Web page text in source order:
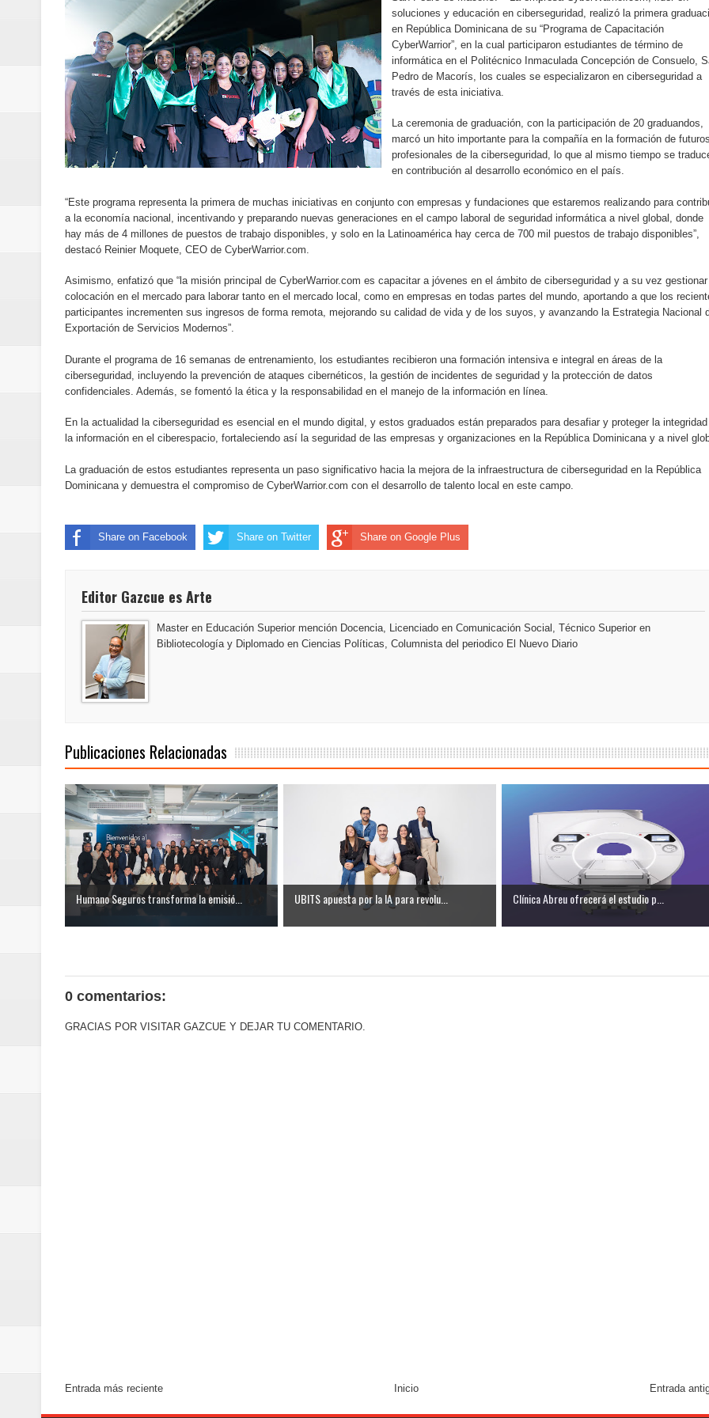
Designan a Angelina Biviana Riveiro como vicepresidenta ejecutiva de Fiduciaria Reservas
Humano Seguros inaugura nueva localidad de Oficina Regional Este en La Romana
Banreservas destina RD$5,000 millones para emprendedoras en la segunda edición del Summit
Sexappeal celebra 25 años de trayectoria artística con nuevo álbum, renovación de su equipo y
conmemorativos
Maridalia Hernández y El Canario se unen al regreso de Pavel Núñez y su “Bipolarband” a Hard
Domingo
Doctor Leonardo Aguilera afirma que Banreservas seguirá impulsando la seguridad alimentaria
del mapa del hambre
Banreservas y sus filiales realizan en Santiago el segundo Foro del Ahorro y la Inversión
Banreservas inaugura oficina en el Centro de Retención de Vehículos de Pedro Brand
Antisoborno certificado
Humano Seguros transforma la emisión de pólizas con Inteligencia Artificial y reduce el proceso
La Orquesta Sinfónica Nacional y el Coro Nacional Dominicano pondrán su sello a la Ceremonia
Banreservas otorga financiamientos superiores a RD$117 millones en proyecto Nuevas
Euromoney reconoce a Banreservas como Mejor Banco del Caribe y le otorga cinco premios
Juan Luis Guerra se acompaña del coro “Más que Vencedores” y nos regala el “Canto a la
de los Centroamericanos y del Caribe
soluciones y educación en ciberseguridad, realizó la primera
en República Dominicana de su “Programa de Capacitación
CyberWarrior”, en la cual participaron estudiantes de término de
informática en el Politécnico Inmaculada Concepción de Consuelo,
Pedro de Macorís, los cuales se especializaron en ciberseguridad a
través de esta iniciativa.
La ceremonia de graduación, con la participación de 20 graduandos,
marcó un hito importante para la compañía en la formación de futuros
profesionales de la ciberseguridad, lo que al mismo tiempo se
en contribución al desarrollo económico en el país.
“Este programa representa la primera de muchas iniciativas en conjunto con empresas y fundaciones que estaremos realizando para
a la economía nacional, incentivando y preparando nuevas generaciones en el campo laboral de seguridad informática a nivel global, donde
hay más de 4 millones de puestos de trabajo disponibles, y solo en la Latinoamérica hay cerca de 700 mil puestos de trabajo disponibles”,
destacó Reinier Moquete, CEO de CyberWarrior.com.
Asimismo, enfatizó que “la misión principal de CyberWarrior.com es capacitar a jóvenes en el ámbito de ciberseguridad y a su vez
colocación en el mercado para laborar tanto en el mercado local, como en empresas en todas partes del mundo, aportando a que los
participantes incrementen sus ingresos de forma remota, mejorando su calidad de vida y de los suyos, y avanzando la Estrategia Nacional
Exportación de Servicios Modernos”.
Durante el programa de 16 semanas de entrenamiento, los estudiantes recibieron una formación intensiva e integral en áreas de la
ciberseguridad, incluyendo la prevención de ataques cibernéticos, la gestión de incidentes de seguridad y la protección de datos
confidenciales. Además, se fomentó la ética y la responsabilidad en el manejo de la información en línea.
En la actualidad la ciberseguridad es esencial en el mundo digital, y estos graduados están preparados para desafiar y proteger la
la información en el ciberespacio, fortaleciendo así la seguridad de las empresas y organizaciones en la República Dominicana y a nivel
La graduación de estos estudiantes representa un paso significativo hacia la mejora de la infraestructura de ciberseguridad en la República
Dominicana y demuestra el compromiso de CyberWarrior.com con el desarrollo de talento local en este campo.
Share on Facebook Share on Twitter Share on Google Plus
Editor Gazcue es Arte
Master en Educación Superior mención Docencia, Licenciado en Comunicación Social, Técnico Superior en
Bibliotecología y Diplomado en Ciencias Políticas, Columnista del periodico El Nuevo Diario
Publicaciones Relacionadas
Humano Seguros transforma la emisió... UBITS apuesta por la IA para revolu... Clínica Abreu ofrecerá el estudio p...
0 comentarios:
GRACIAS POR VISITAR GAZCUE Y DEJAR TU COMENTARIO.
Entrada más reciente Entrada
Inicio